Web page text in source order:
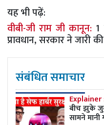
यह भी पढ़ें:
वीबी-जी राम जी कानून:
प्रावधान, सरकार ने जारी
संबंधित समाचार
Explainer
बीच झुके
सामने मानी